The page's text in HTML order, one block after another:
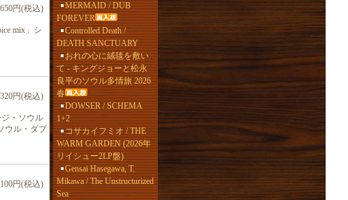
円(税込)
mix」シ
円(税込)
・ソウル
ウル・ダブ
円(税込)
MERMAID / DUB
FOREVER
Controlled Death /
DEATH SANCTUARY
おれの心に絨毯を敷い
て - キングジョーと松永
良平のソウル多情旅 2026
春
DOWSER / SCHEMA
1+2
コサカイフミオ / THE
WARM GARDEN (2026年
リイシュー2LP盤)
Gensai Hasegawa, T.
Mikawa / The Unstructurized
Sea